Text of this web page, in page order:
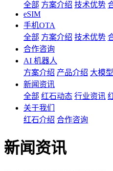
全部 方案介绍 技术优势
eSIM
手机OTA
全部 方案介绍 技术优势
合作咨询
AI 机器人
方案介绍 产品介绍 大模型
新闻资讯
全部 红石动态 行业资讯
关于我们
红石介绍 合作咨询
新闻资讯